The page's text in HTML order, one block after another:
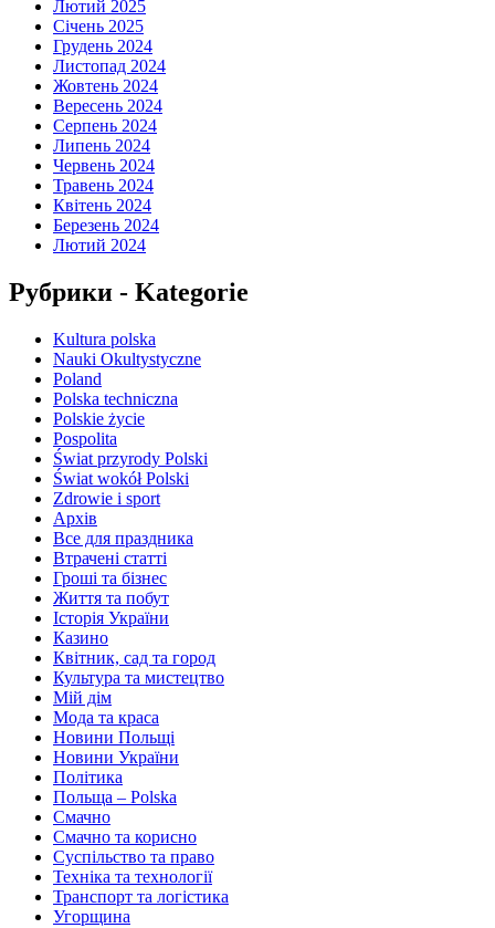
Лютий 2025
Січень 2025
Грудень 2024
Листопад 2024
Жовтень 2024
Вересень 2024
Серпень 2024
Липень 2024
Червень 2024
Травень 2024
Квітень 2024
Березень 2024
Лютий 2024
Рубрики - Kategorie
Kultura polska
Nauki Okultystyczne
Poland
Polska techniczna
Polskie życie
Pospolita
Świat przyrody Polski
Świat wokół Polski
Zdrowie i sport
Архів
Все для праздника
Втрачені статті
Гроші та бізнес
Життя та побут
Історія України
Казино
Квітник, сад та город
Культура та мистецтво
Мій дім
Мода та краса
Новини Польщі
Новини України
Політика
Польща – Polska
Смачно
Смачно та корисно
Суспільство та право
Техніка та технології
Транспорт та логістика
Угорщина